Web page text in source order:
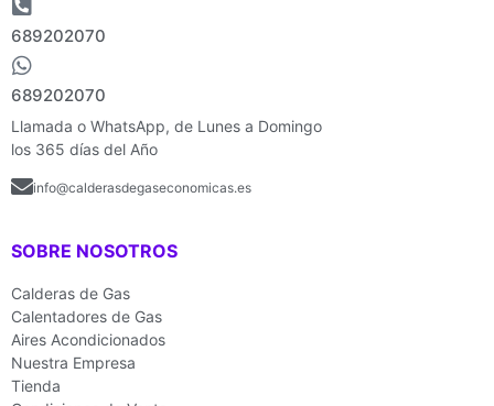
689202070
689202070
Llamada o WhatsApp, de Lunes a Domingo
los 365 días del Año
info@calderasdegaseconomicas.es
SOBRE NOSOTROS
Calderas de Gas
Calentadores de Gas
Aires Acondicionados
Nuestra Empresa
Tienda